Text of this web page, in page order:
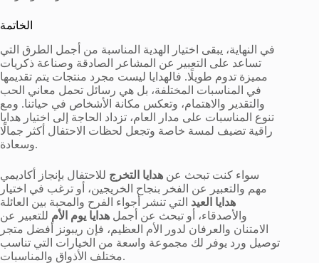
الخاتمة
في النهاية، يبقى اختيار الهدية المناسبة من أجمل الطرق التي
تساعد على التعبير عن المشاعر الصادقة وصناعة ذكريات
مميزة تدوم طويلًا. فالهدايا ليست مجرد منتجات يتم تقديمها
في المناسبات المختلفة، بل هي رسائل تحمل معاني الحب
والتقدير والاهتمام، وتعكس مكانة الأشخاص في حياتنا. ومع
تنوع المناسبات على مدار العام، تزداد الحاجة إلى اختيار هدايا
راقية تضيف لمسة خاصة وتجعل لحظات الاحتفال أكثر جمالًا
وسعادة.
سواء كنت تبحث عن هدايا التخرج للاحتفال بإنجاز أكاديمي
مهم والتعبير عن الفخر بنجاح الخريجين، أو ترغب في اختيار
هدايا العيد التي تنشر أجواء الفرح والمحبة بين العائلة
والأصدقاء، أو تبحث عن أجمل هدايا يوم الأم للتعبير عن
الامتنان والعرفان لدور الأم العظيم، فإن ريبونز أفضل متجر
توصيل ورد يوفر لك مجموعة واسعة من الخيارات التي تناسب
مختلف الأذواق والمناسبات.